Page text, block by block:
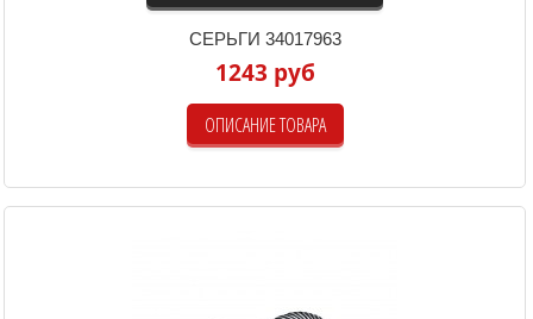
СЕРЬГИ 34017963
1243 руб
ОПИСАНИЕ ТОВАРА